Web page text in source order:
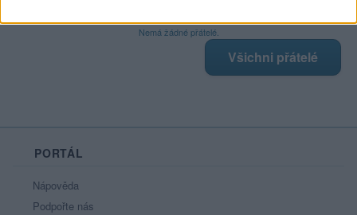
Nemá žádné přátelé.
Všichni přátelé
PORTÁL
Nápověda
Podpořte nás